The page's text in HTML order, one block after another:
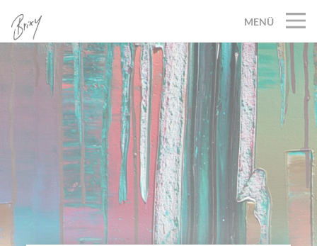
MENÜ